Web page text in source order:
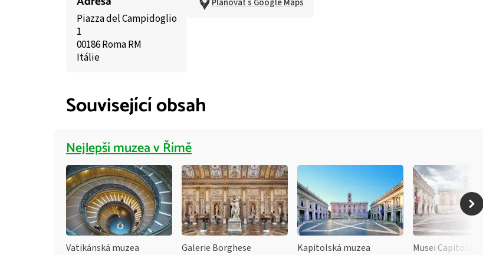
Piazza del Campidoglio
1
00186 Roma RM
Itálie
Plánovat s Google Maps
Související obsah
Nejlepší muzea v Římě
Vatikánská muzea Galerie Borghese Kapitolská muzea Musei Capitolini